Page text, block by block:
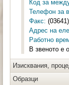
Код за
Телефон за
Факс:
Адрес на
Работно
В звеното е
Изисквания,
Образци